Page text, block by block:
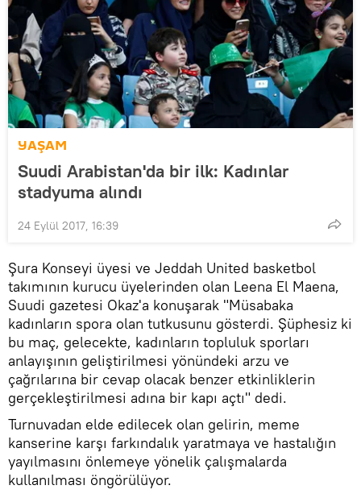
YAŞAM
Suudi Arabistan'da bir ilk: Kadınlar
stadyuma alındı
24 Eylül 2017, 16:39
​Şura Konseyi üyesi ve Jeddah United basketbol
takımının kurucu üyelerinden olan Leena El Maena,
Suudi gazetesi Okaz'a konuşarak "Müsabaka
kadınların spora olan tutkusunu gösterdi. Şüphesiz ki
bu maç, gelecekte, kadınların topluluk sporları
anlayışının geliştirilmesi yönündeki arzu ve
çağrılarına bir cevap olacak benzer etkinliklerin
gerçekleştirilmesi adına bir kapı açtı" dedi.
Turnuvadan elde edilecek olan gelirin, meme
kanserine karşı farkındalık yaratmaya ve hastalığın
yayılmasını önlemeye yönelik çalışmalarda
kullanılması öngörülüyor.